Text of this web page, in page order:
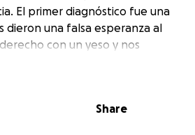
El primer diagnóstico fue una
dieron una falsa esperanza al
con un yeso y nos
Avulsión de la Epitróclea
Share